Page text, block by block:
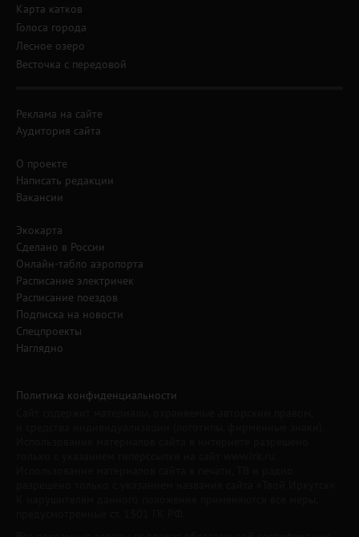
Карта катков
Голоса города
Лесное озеро
Весточка с передовой
Реклама на сайте
Аудитория сайта
О проекте
Написать редакции
Вакансии
Экокарта
Сделано в России
Онлайн-табло аэропорта
Расписание электричек
Расписание поездов
Подписка на новости
Спецпроекты
Наглядно
Политика конфиденциальности